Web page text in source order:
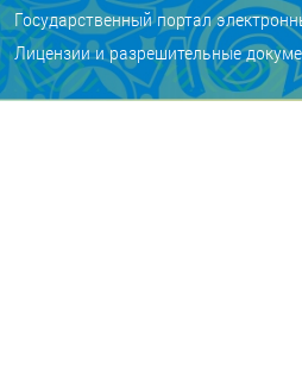
Государственный портал
Лицензии и разрешительные